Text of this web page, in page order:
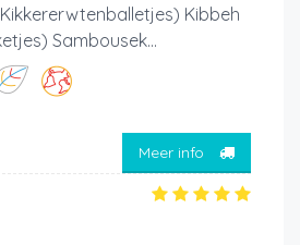
Kibbeh
Sambousek...
Meer info